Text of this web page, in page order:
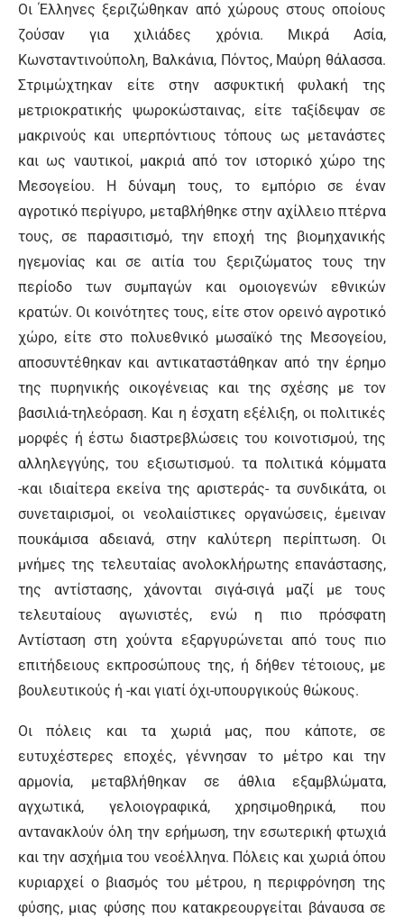
Οι Έλληνες ξεριζώθηκαν από χώρους στους οποίους
ζούσαν για χιλιάδες χρόνια. Μικρά Ασία,
Κωνσταντινούπολη, Βαλκάνια, Πόντος, Μαύρη θάλασσα.
Στριμώχτηκαν είτε στην ασφυκτική φυλακή της
μετριοκρατικής ψωροκώσταινας, είτε ταξίδεψαν σε
μακρινούς και υπερπόντιους τόπους ως μετανάστες
και ως ναυτικοί, μακριά από τον ιστορικό χώρο της
Μεσογείου. Η δύναμη τους, το εμπόριο σε έναν
αγροτικό περίγυρο, μεταβλήθηκε στην αχίλλειο πτέρνα
τους, σε παρασιτισμό, την εποχή της βιομηχανικής
ηγεμονίας και σε αιτία του ξεριζώματος τους την
περίοδο των συμπαγών και ομοιογενών εθνικών
κρατών. Οι κοινότητες τους, είτε στον ορεινό αγροτικό
χώρο, είτε στο πολυεθνικό μωσαϊκό της Μεσογείου,
αποσυντέθηκαν και αντικαταστάθηκαν από την έρημο
της πυρηνικής οικογένειας και της σχέσης με τον
βασιλιά-τηλεόραση. Και η έσχατη εξέλιξη, οι πολιτικές
μορφές ή έστω διαστρεβλώσεις του κοινοτισμού, της
αλληλεγγύης, του εξισωτισμού. τα πολιτικά κόμματα
-και ιδιαίτερα εκείνα της αριστεράς- τα συνδικάτα, οι
συνεταιρισμοί, οι νεολαιίστικες οργανώσεις, έμειναν
πουκάμισα αδειανά, στην καλύτερη περίπτωση. Οι
μνήμες της τελευταίας ανολοκλήρωτης επανάστασης,
της αντίστασης, χάνονται σιγά-σιγά μαζί με τους
τελευταίους αγωνιστές, ενώ η πιο πρόσφατη
Αντίσταση στη χούντα εξαργυρώνεται από τους πιο
επιτήδειους εκπροσώπους της, ή δήθεν τέτοιους, με
βουλευτικούς ή -και γιατί όχι-υπουργικούς θώκους.
Οι πόλεις και τα χωριά μας, που κάποτε, σε
ευτυχέστερες εποχές, γέννησαν το μέτρο και την
αρμονία, μεταβλήθηκαν σε άθλια εξαμβλώματα,
αγχωτικά, γελοιογραφικά, χρησιμοθηρικά, που
αντανακλούν όλη την ερήμωση, την εσωτερική φτωχιά
και την ασχήμια του νεοέλληνα. Πόλεις και χωριά όπου
κυριαρχεί ο βιασμός του μέτρου, η περιφρόνηση της
φύσης, μιας φύσης που κατακρεουργείται βάναυσα σε